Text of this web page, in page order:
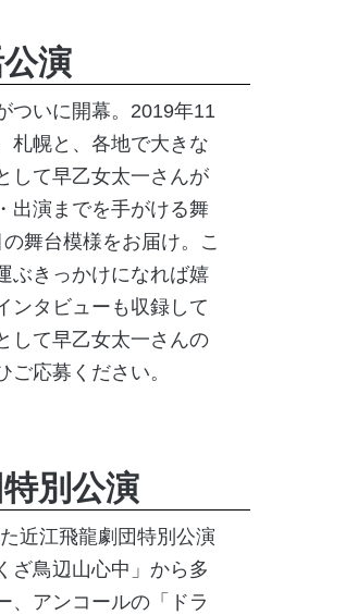
演
ついに開幕。2019年11
札幌と、各地で大きな
して早乙女太一さんが
出演までを手がける舞
の舞台模様をお届け。こ
ぶきっかけになれば嬉
ンタビューも収録して
して早乙女太一さんの
応募ください。
別公演
近江飛龍劇団特別公演
ざ鳥辺山心中」から多
、アンコールの「ドラ